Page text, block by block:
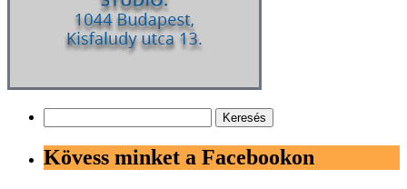
Kövess minket a Facebookon